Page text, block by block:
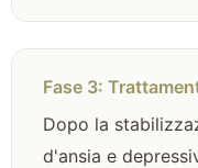
Fase 3:
Dopo la
d'ansia e